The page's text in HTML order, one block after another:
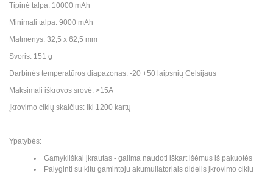
Tipinė talpa: 10000 mAh
Minimali talpa: 9000 mAh
Matmenys: 32,5 x 62,5 mm
Svoris: 151 g
Darbinės temperatūros diapazonas: -20 +50 laipsnių Celsijaus
Maksimali iškrovos srovė: >15A
Įkrovimo ciklų skaičius: iki 1200 kartų
Ypatybės:
Gamykliškai įkrautas - galima naudoti iškart išėmus iš pakuotės
Palyginti su kitų gamintojų akumuliatoriais didelis įkrovimo ciklų